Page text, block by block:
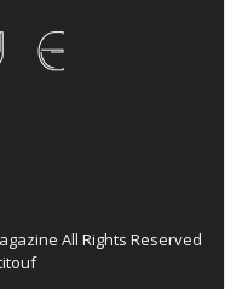
All Rights Reserved